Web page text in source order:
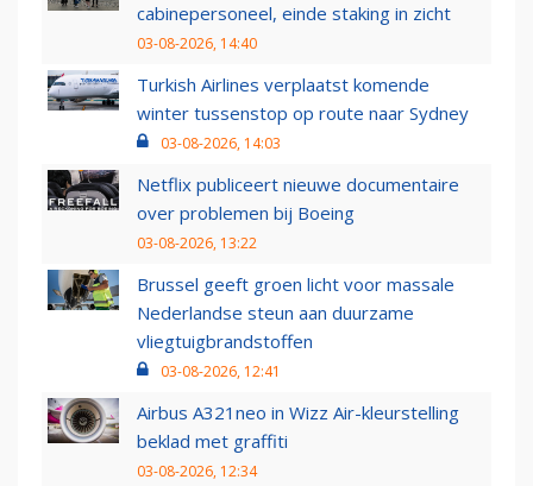
cabinepersoneel, einde staking in zicht
03-08-2026, 14:40
Turkish Airlines verplaatst komende
winter tussenstop op route naar Sydney
03-08-2026, 14:03
Netflix publiceert nieuwe documentaire
over problemen bij Boeing
03-08-2026, 13:22
Brussel geeft groen licht voor massale
Nederlandse steun aan duurzame
vliegtuigbrandstoffen
03-08-2026, 12:41
Airbus A321neo in Wizz Air-kleurstelling
beklad met graffiti
03-08-2026, 12:34